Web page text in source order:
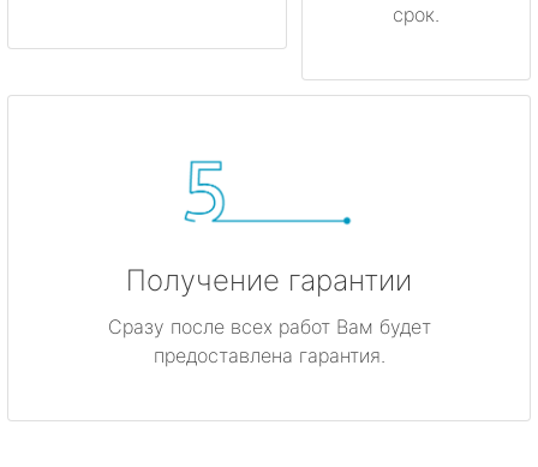
срок.
Получение гарантии
Сразу после всех работ Вам будет
предоставлена гарантия.